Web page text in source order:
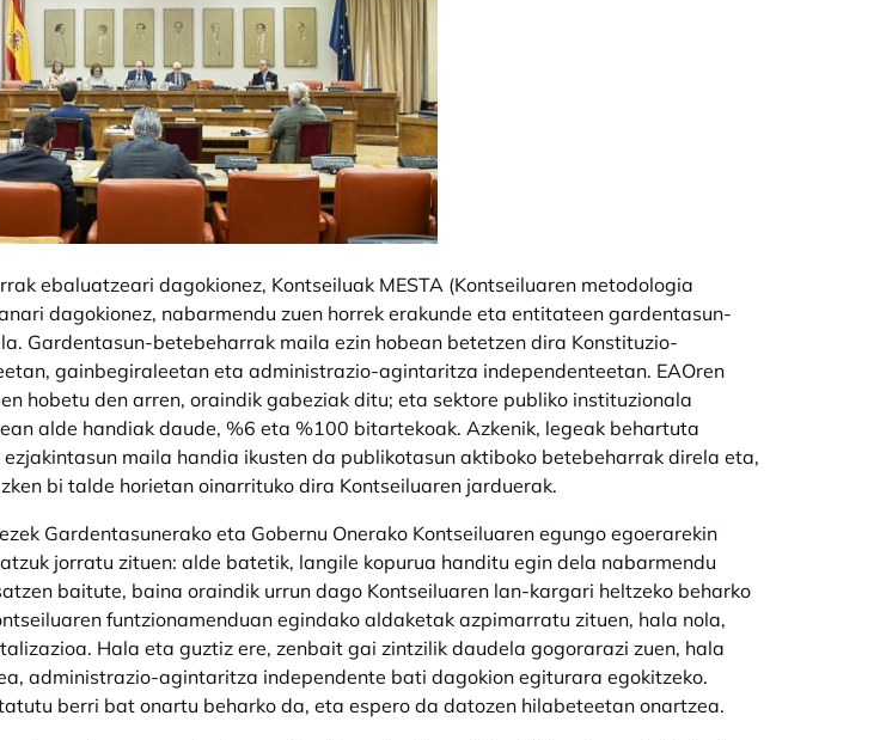
ebaluatzeari dagokionez, Kontseiluak MESTA (Kontseiluaren metodologia
dagokionez, nabarmendu zuen horrek erakunde eta entitateen gardentasun-
Gardentasun-betebeharrak maila ezin hobean betetzen dira Konstituzio-
gainbegiraleetan eta administrazio-agintaritza independenteetan. EAOren
hobetu den arren, oraindik gabeziak ditu; eta sektore publiko instituzionala
alde handiak daude, %6 eta %100 bitartekoak. Azkenik, legeak behartuta
maila handia ikusten da publikotasun aktiboko betebeharrak direla eta,
bi talde horietan oinarrituko dira Kontseiluaren jarduerak.
Gardentasunerako eta Gobernu Onerako Kontseiluaren egungo egoerarekin
jorratu zituen: alde batetik, langile kopurua handitu egin dela nabarmendu
baitute, baina oraindik urrun dago Kontseiluaren lan-kargari heltzeko beharko
funtzionamenduan egindako aldaketak azpimarratu zituen, hala nola,
Hala eta guztiz ere, zenbait gai zintzilik daudela gogorarazi zuen, hala
administrazio-agintaritza independente bati dagokion egiturara egokitzeko.
berri bat onartu beharko da, eta espero da datozen hilabeteetan onartzea.